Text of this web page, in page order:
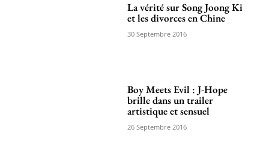
La vérité sur Song Joong Ki
et les divorces en Chine
30 Septembre 2016
Boy Meets Evil : J-Hope
brille dans un trailer
artistique et sensuel
26 Septembre 2016